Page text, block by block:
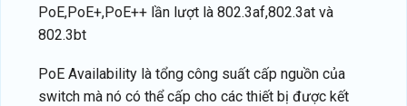
PoE,PoE+,PoE++ lần lượt là 802.3af,802.3at và
802.3bt
PoE Availability là tổng công suất cấp nguồn của
switch mà nó có thể cấp cho các thiết bị được kết